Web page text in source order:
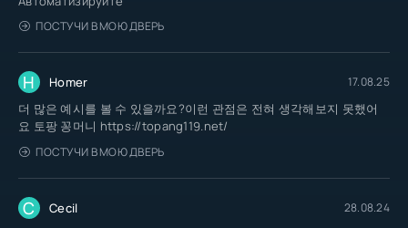
ПОСТУЧИ В МОЮ ДВЕРЬ
H Homer 17.08.25
더 많은 예시를 볼 수 있을까요?이런 관점은 전혀 생각해보지 못했어
요 토팡 꽁머니 https://topang119.net/
ПОСТУЧИ В МОЮ ДВЕРЬ
C Cecil 28.08.24